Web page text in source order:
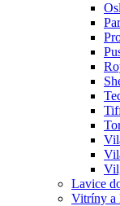
Lavice
Vitríny a